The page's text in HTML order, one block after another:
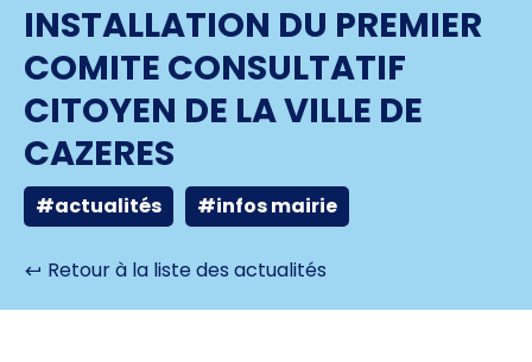
INSTALLATION DU PREMIER
COMITE CONSULTATIF
CITOYEN DE LA VILLE DE
CAZERES
#actualités #infos mairie
Retour à la liste des actualités